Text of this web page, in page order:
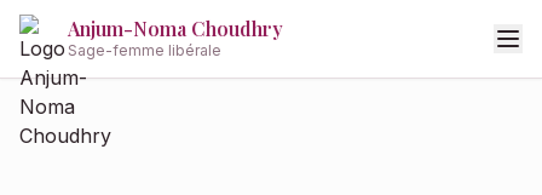
Anjum-Noma Choudhry
Sage-femme libérale